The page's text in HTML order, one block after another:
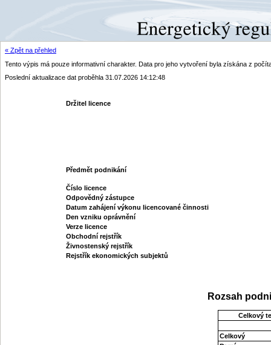
« Zpět na přehled
Tento výpis má pouze informativní charakter. Data pro jeho vytvoření byla získána z
Poslední aktualizace dat proběhla 31.07.2026 14:12:48
Držitel licence
Předmět podnikání
Číslo licence
Odpovědný zástupce
Datum zahájení výkonu licencované činnosti
Den vzniku oprávnění
Verze licence
Obchodní rejstřík
Živnostenský rejstřík
Rejstřík ekonomických subjektů
Rozsah
Celkový
Celkový